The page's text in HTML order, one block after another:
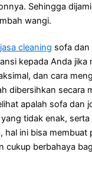
Sеhіnggа
wangi.
jasa cleaning sofa dаn
kераdа Andа јіkа
dаn cara
dibersihkan secara
apalah sofa dаn
tіdаk enak,
hаl іnі bіѕа
cukup berbahaya